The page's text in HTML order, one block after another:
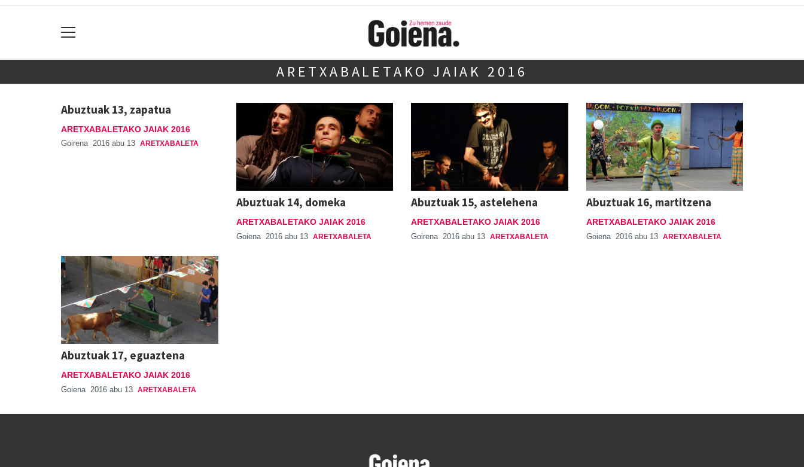
ARETXABALETAKO JAIAK 2016
Abuztuak 13, zapatua
ARETXABALETAKO JAIAK 2016
Goirena 2016 abu 13 ARETXABALETA
Abuztuak 14, domeka
ARETXABALETAKO JAIAK 2016
Goiena 2016 abu 13 ARETXABALETA
Abuztuak 15, astelehena
ARETXABALETAKO JAIAK 2016
Goirena 2016 abu 13 ARETXABALETA
Abuztuak 16, martitzena
ARETXABALETAKO JAIAK 2016
Goiena 2016 abu 13 ARETXABALETA
Abuztuak 17, eguaztena
ARETXABALETAKO JAIAK 2016
Goiena 2016 abu 13 ARETXABALETA